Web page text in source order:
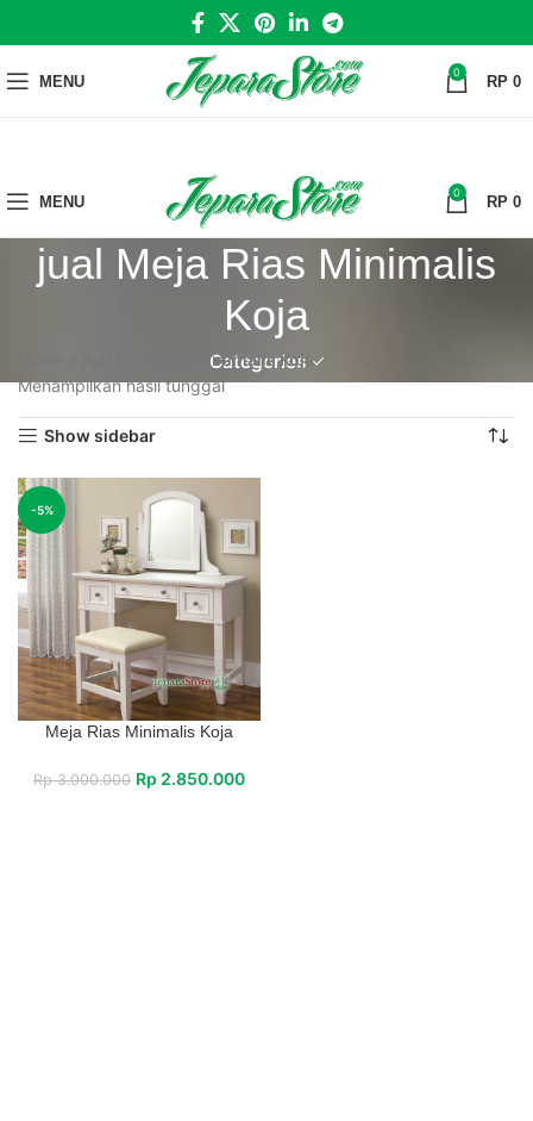
MENU 0 RP 0
MENU 0 RP 0
jual Meja Rias Minimalis
Koja
Categories
jual Meja Rias Minimalis Koja
Menampilkan hasil tunggal
Show sidebar
-5%
Meja Rias Minimalis Koja
Rp3.000.000 Rp 2.850.000